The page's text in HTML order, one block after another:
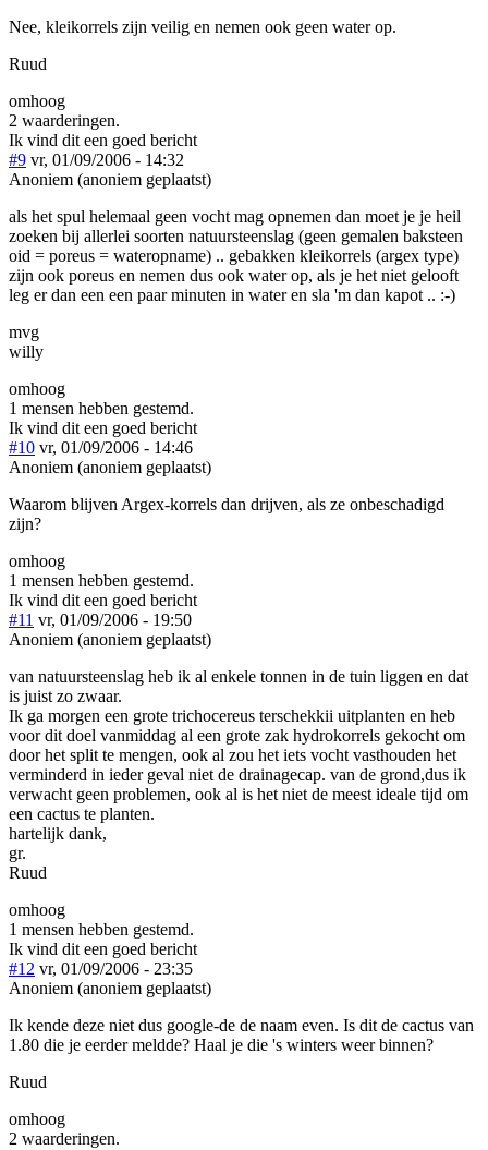
Nee, kleikorrels zijn veilig en nemen ook geen water op.
Ruud
omhoog
2 waarderingen.
Ik vind dit een goed bericht
#9 vr, 01/09/2006 - 14:32
Anoniem (anoniem geplaatst)
als het spul helemaal geen vocht mag opnemen dan moet je je heil
zoeken bij allerlei soorten natuursteenslag (geen gemalen baksteen
oid = poreus = wateropname) .. gebakken kleikorrels (argex type)
zijn ook poreus en nemen dus ook water op, als je het niet gelooft
leg er dan een een paar minuten in water en sla 'm dan kapot .. :-)
mvg
willy
omhoog
1 mensen hebben gestemd.
Ik vind dit een goed bericht
#10 vr, 01/09/2006 - 14:46
Anoniem (anoniem geplaatst)
Waarom blijven Argex-korrels dan drijven, als ze onbeschadigd
zijn?
omhoog
1 mensen hebben gestemd.
Ik vind dit een goed bericht
#11 vr, 01/09/2006 - 19:50
Anoniem (anoniem geplaatst)
van natuursteenslag heb ik al enkele tonnen in de tuin liggen en dat
is juist zo zwaar.
Ik ga morgen een grote trichocereus terschekkii uitplanten en heb
voor dit doel vanmiddag al een grote zak hydrokorrels gekocht om
door het split te mengen, ook al zou het iets vocht vasthouden het
verminderd in ieder geval niet de drainagecap. van de grond,dus ik
verwacht geen problemen, ook al is het niet de meest ideale tijd om
een cactus te planten.
hartelijk dank,
gr.
Ruud
omhoog
1 mensen hebben gestemd.
Ik vind dit een goed bericht
#12 vr, 01/09/2006 - 23:35
Anoniem (anoniem geplaatst)
Ik kende deze niet dus google-de de naam even. Is dit de cactus van
1.80 die je eerder meldde? Haal je die 's winters weer binnen?
Ruud
omhoog
2 waarderingen.